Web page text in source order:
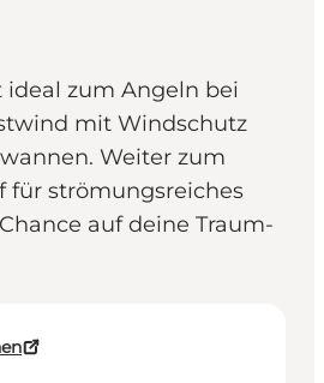
ideal zum Angeln bei
mit Windschutz
Weiter zum
für strömungsreiches
auf deine Traum-